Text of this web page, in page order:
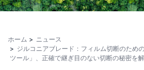
ホーム
ニュース
ジルコニアブレード：フィルム切断のため
ツール」、正確で継ぎ目のない切断の秘密を